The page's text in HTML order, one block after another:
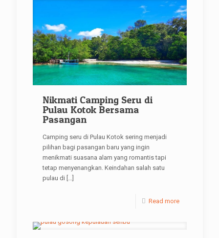
Nikmati Camping Seru di
Pulau Kotok Bersama
Pasangan
Camping seru di Pulau Kotok sering menjadi
pilihan bagi pasangan baru yang ingin
menikmati suasana alam yang romantis tapi
tetap menyenangkan. Keindahan salah satu
pulau di […]
Read more